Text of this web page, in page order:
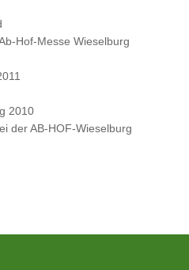
Hof-Messe Wieselburg
2010
der AB-HOF-Wieselburg